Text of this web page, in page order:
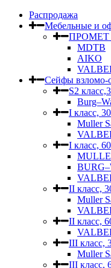
Распродажа
Мебельные и
ПРОМЕТ
MDTB
AIKO
Сейфы взломо-
S2
I класс,
Muller
I класс,
II класс,
Muller
II класс,
III класс,
Muller
III класс,